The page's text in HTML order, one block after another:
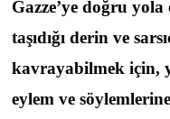
Gazze’ye doğru yola
taşıdığı derin ve
kavrayabilmek için,
eylem ve